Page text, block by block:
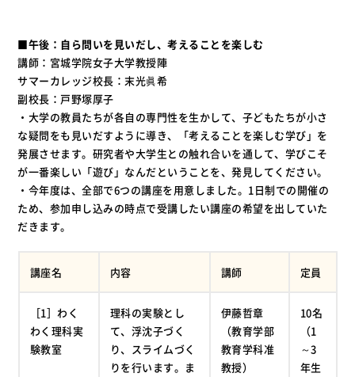
■午後：自ら問いを見いだし、考えることを楽しむ
講師：宮城学院女子大学教授陣
サマーカレッジ校長：末光眞希
副校長：戸野塚厚子
・大学の教員たちが各自の専門性を生かして、子どもたちが小さ
な疑問をも見いだすように導き、「考えることを楽しむ学び」を
発展させます。研究者や大学生との触れ合いを通して、学びこそ
が一番楽しい「遊び」なんだということを、発見してください。
・今年度は、全部で6つの講座を用意しました。1日制での開催の
ため、参加申し込みの時点で受講したい講座の希望を出していた
だきます。
講座名 内容 講師 定員
［1］わく
わく理科実
験教室
理科の実験とし
て、浮沈子づく
り、スライムづく
りを行います。ま
伊藤哲章
（教育学部
教育学科准
教授）
10名
（1
～3
年生